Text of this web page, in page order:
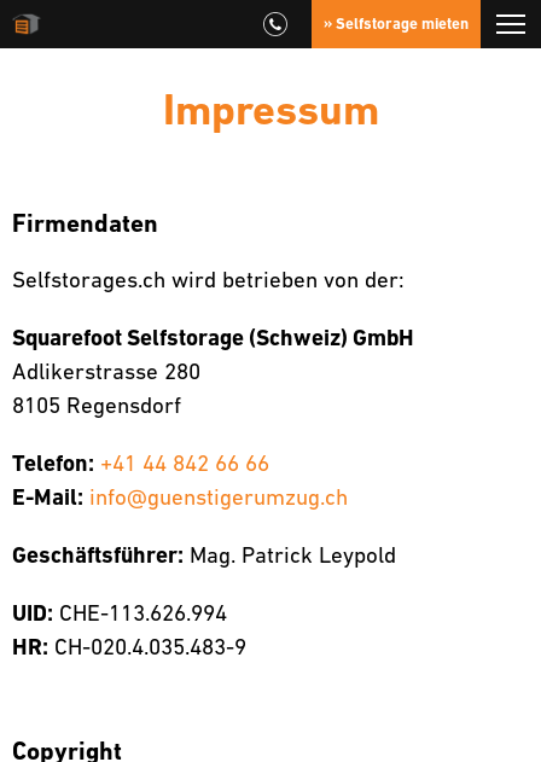
» Selfstorage mieten
Impressum
Firmendaten
Selfstorages.ch wird betrieben von der:
Squarefoot Selfstorage (Schweiz) GmbH
Adlikerstrasse 280
8105 Regensdorf
Telefon: +41 44 842 66 66
E-Mail: info@guenstigerumzug.ch
Geschäftsführer: Mag. Patrick Leypold
UID: CHE-113.626.994
HR: CH-020.4.035.483-9
Copyright